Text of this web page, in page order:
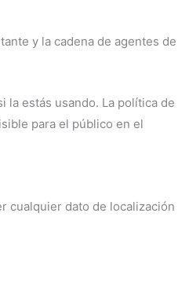
y la cadena de agentes de
la estás usando. La política de
para el público en el
cualquier dato de localización